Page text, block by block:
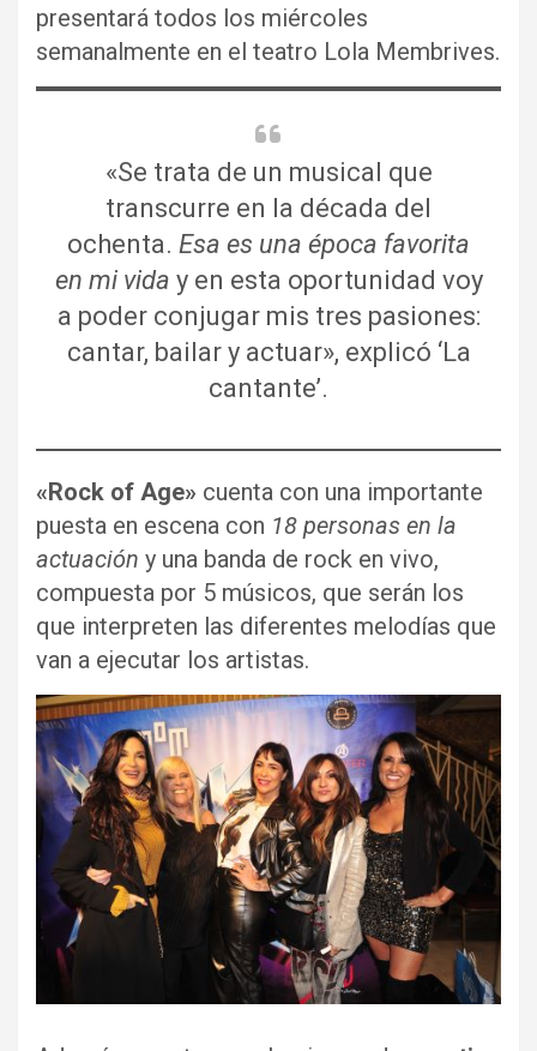
presentará todos los miércoles
semanalmente en el teatro Lola Membrives.
«Se trata de un musical que
transcurre en la década del
ochenta. Esa es una época favorita
en mi vida y en esta oportunidad voy
a poder conjugar mis tres pasiones:
cantar, bailar y actuar», explicó ‘La
cantante’.
«Rock of Age» cuenta con una importante
puesta en escena con 18 personas en la
actuación y una banda de rock en vivo,
compuesta por 5 músicos, que serán los
que interpreten las diferentes melodías que
van a ejecutar los artistas.